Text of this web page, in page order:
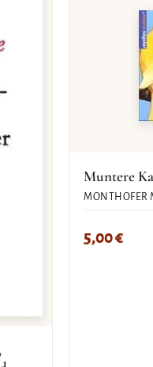
Muntere
MONTHOFER
5,00€